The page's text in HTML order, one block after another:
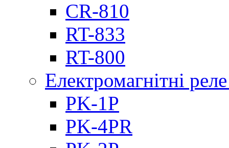
CR-810
RT-833
RT-800
Електромагнітні
PK-1P
PK-4PR